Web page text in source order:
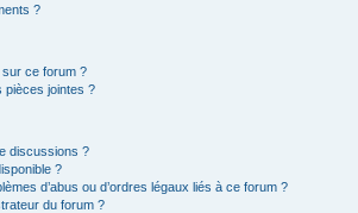
?
ce forum ?
pièces jointes ?
discussions ?
?
d’abus ou d’ordres légaux liés à ce forum ?
du forum ?